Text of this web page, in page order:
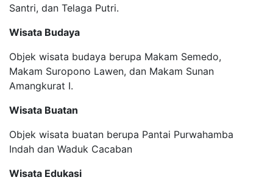
Santri, dan Telaga Putri.
Wisata Budaya
Objek wisata budaya berupa Makam Semedo,
Makam Suropono Lawen, dan Makam Sunan
Amangkurat I.
Wisata Buatan
Objek wisata buatan berupa Pantai Purwahamba
Indah dan Waduk Cacaban
Wisata Edukasi